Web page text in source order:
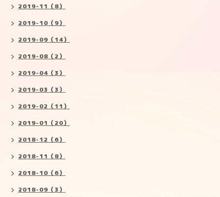
2019-11（8）
2019-10（9）
2019-09（14）
2019-08（2）
2019-04（3）
2019-03（3）
2019-02（11）
2019-01（20）
2018-12（6）
2018-11（8）
2018-10（6）
2018-09（3）